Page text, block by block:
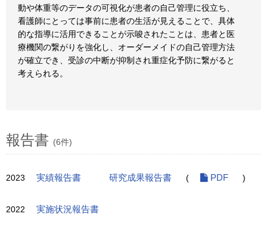
動や体重等のデータの可視化が患者の自己管理に役立ち、
看護師にとっては事前に患者の生活が見えることで、具体
的な指導に活用できることが示唆されたことは、患者と医
療機関の繋がりを強化し、オーダーメイドの自己管理方法
が確立でき、受診の中断が抑制され重症化予防に繋がると
考えられる。
報告書 (6件)
2023 実績報告書 研究成果報告書 ( PDF )
2022 実施状況報告書